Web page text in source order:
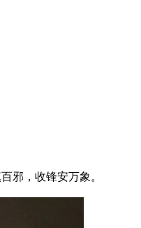
邪，收锋安万象。